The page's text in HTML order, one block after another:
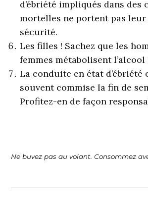
d’ébriété impliqués dans des
mortelles ne portent pas
sécurité.
Les filles ! Sachez que les
femmes métabolisent
La conduite en état d’ébriété
souvent commise la fin de
Profitez-en de façon
Ne buvez pas au volant. Consommez